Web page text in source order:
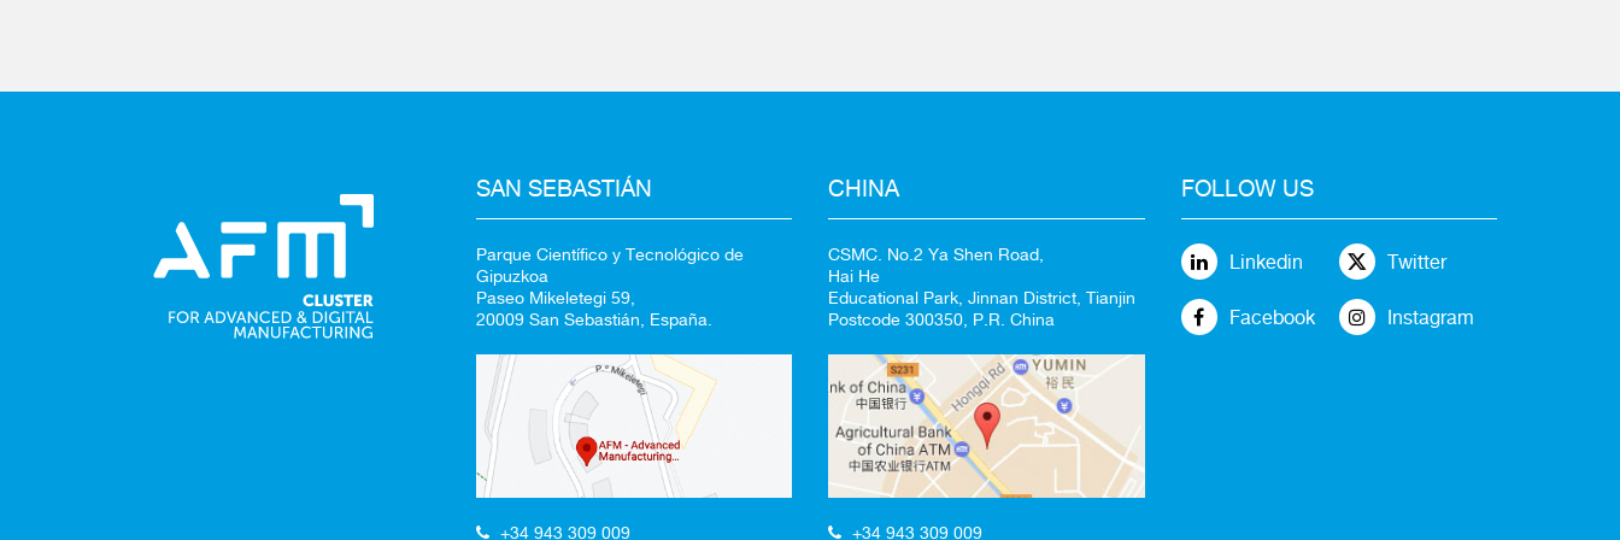
SAN SEBASTIÁN
Parque Científico y Tecnológico de
Gipuzkoa
Paseo Mikeletegi 59,
20009 San Sebastián, España.
+34 943 309 009
CHINA
CSMC. No.2 Ya Shen Road,
Hai He
Educational Park, Jinnan District, Tianjin
Postcode 300350, P.R. China
+34 943 309 009
FOLLOW US
Linkedin Twitter
Facebook Instagram